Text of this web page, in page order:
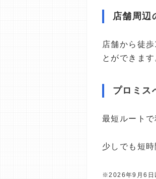
店舗周辺
店舗から徒
とができます
プロミス
最短ルート
少しでも短
※2026年9月6日